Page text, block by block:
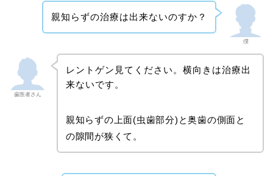
僕
親知らずの治療は出来ないのすか？
歯医者さん
レントゲン見てください。横向きは治療出
来ないです。
親知らずの上面(虫歯部分)と奥歯の側面と
の隙間が狭くて。